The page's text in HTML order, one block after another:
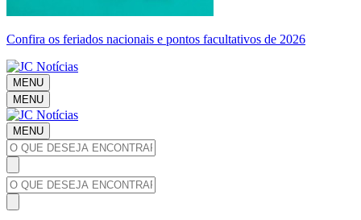
Confira os feriados nacionais e pontos facultativos de 2026
MENU
MENU
MENU